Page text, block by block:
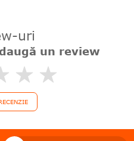
uri
un review